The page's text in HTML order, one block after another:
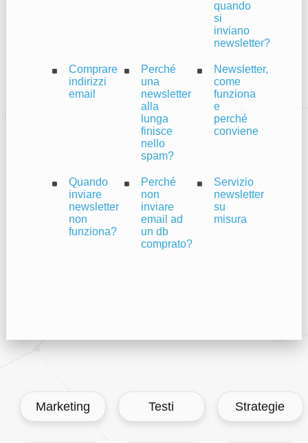
quando
si
inviano
newsletter?
Comprare
indirizzi
email
Perché
una
newsletter
alla
lunga
finisce
nello
spam?
Newsletter,
come
funziona
e
perché
conviene
Quando
inviare
newsletter
non
funziona?
Perché
non
inviare
email ad
un db
comprato?
Servizio
newsletter
su
misura
Marketing Testi Strategie